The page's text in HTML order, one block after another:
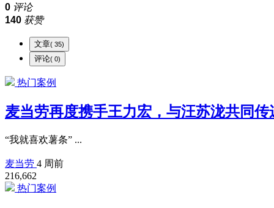
0 评论
140 获赞
文章 ( 35)
评论 ( 0)
热门案例
麦当劳再度携手王力宏，与汪苏泷共同传
“我就喜欢薯条” ...
麦当劳 4 周前
216,662
热门案例